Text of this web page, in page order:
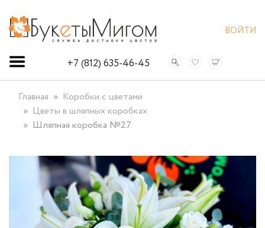
ВОЙТИ
+7 (812) 635-46-45
Главная
Коробки с цветами
Цветы в шляпных коробках
Шляпная коробка №27